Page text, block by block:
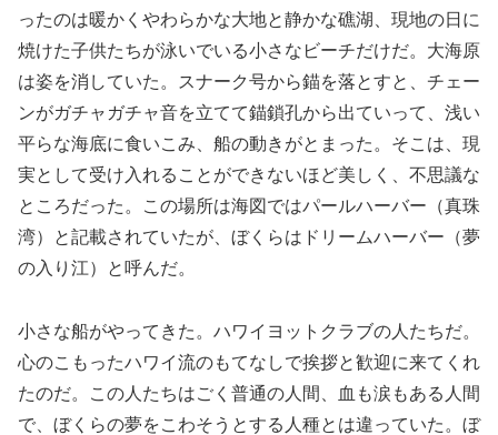
ったのは暖かくやわらかな大地と静かな礁湖、現地の日に
焼けた子供たちが泳いでいる小さなビーチだけだ。大海原
は姿を消していた。スナーク号から錨を落とすと、チェー
ンがガチャガチャ音を立てて錨鎖孔から出ていって、浅い
平らな海底に食いこみ、船の動きがとまった。そこは、現
実として受け入れることができないほど美しく、不思議な
ところだった。この場所は海図ではパールハーバー（真珠
湾）と記載されていたが、ぼくらはドリームハーバー（夢
の入り江）と呼んだ。
小さな船がやってきた。ハワイヨットクラブの人たちだ。
心のこもったハワイ流のもてなしで挨拶と歓迎に来てくれ
たのだ。この人たちはごく普通の人間、血も涙もある人間
で、ぼくらの夢をこわそうとする人種とは違っていた。ぼ